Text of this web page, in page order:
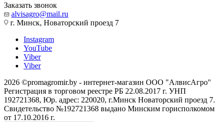
Заказать звонок
alvisagro@mail.ru
г. Минск, Новаторский проезд 7
Instagram
YouTube
Viber
Viber
2026 ©promagromir.by - интернет-магазин ООО "АлвисАгро"
Регистрация в торговом реестре РБ 22.08.2017 г. УНП
192721368, Юр. адрес: 220020, г.Минск Новаторский проезд 7.
Свидетельство №192721368 выдано Минским горисполкомом
от 17.10.2016 г.